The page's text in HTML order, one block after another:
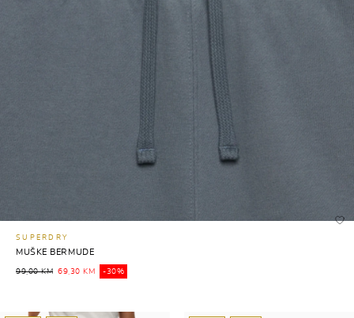
SUPERDRY
MUŠKE BERMUDE
99,00 KM 69,30 KM -30%